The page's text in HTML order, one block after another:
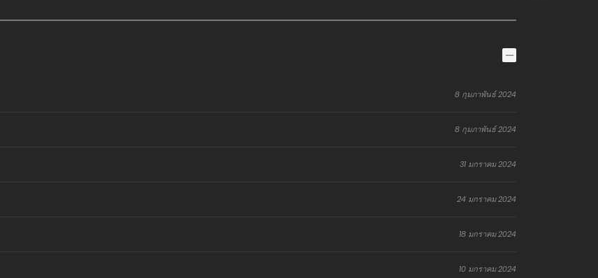
8 กุมภาพันธ์ 2024
8 กุมภาพันธ์ 2024
31 มกราคม 2024
24 มกราคม 2024
18 มกราคม 2024
10 มกราคม 2024